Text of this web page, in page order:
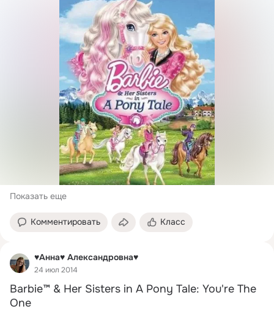
Показать еще
Комментировать Класс
♥Анна♥ Александровна♥
24 июл 2014
Barbie™ & Her Sisters in A Pony Tale: You're The